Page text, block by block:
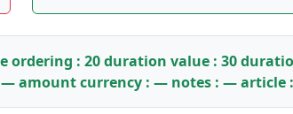
ordering : 20 duration value : 30
currency : — notes : — article :